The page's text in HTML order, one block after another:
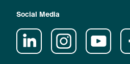
Social Media